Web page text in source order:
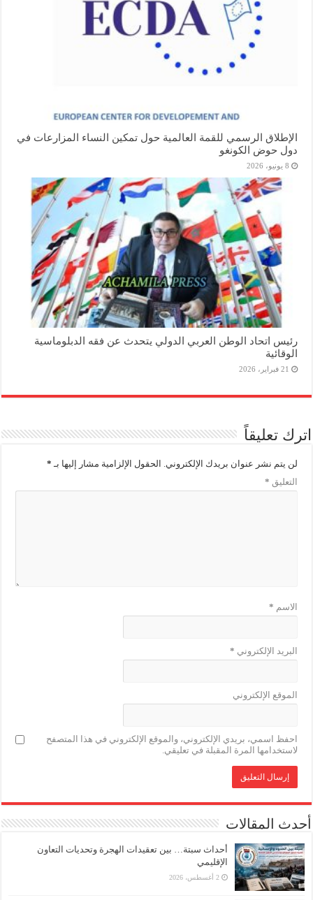
الإطلاق الرسمي للقمة العالمية حول تمكين النساء المزارعات في
دول حوض الكونغو
8 يونيو، 2026
رئيس اتحاد الوطن العربي الدولي يتحدث عن فقه الدبلوماسية
الوقائية
21 فبراير، 2026
اترك تعليقاً
لن يتم نشر عنوان بريدك الإلكتروني. الحقول الإلزامية مشار إليها بـ *
التعليق *
الاسم *
البريد الإلكتروني *
الموقع الإلكتروني
احفظ اسمي، بريدي الإلكتروني، والموقع الإلكتروني في هذا المتصفح
لاستخدامها المرة المقبلة في تعليقي.
أحدث المقالات
أحداث سبتة… بين تعقيدات الهجرة وتحديات التعاون
الإقليمي
2 أغسطس، 2026